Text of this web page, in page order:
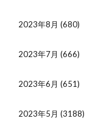
2023年8月 (680)
2023年7月 (666)
2023年6月 (651)
2023年5月 (3188)